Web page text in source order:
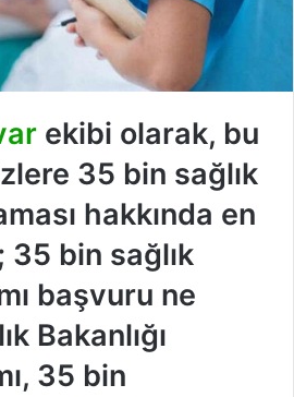
ekibi olarak, bu
35 bin sağlık
hakkında en
35 bin sağlık
başvuru ne
Bakanlığı
35 bin